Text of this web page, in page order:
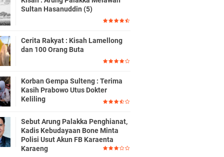
Sultan Hasanuddin (5)
Cerita Rakyat : Kisah Lamellong
dan 100 Orang Buta
Korban Gempa Sulteng : Terima
Kasih Prabowo Utus Dokter
Keliling
Sebut Arung Palakka Penghianat,
Kadis Kebudayaan Bone Minta
Polisi Usut Akun FB Karaenta
Karaeng